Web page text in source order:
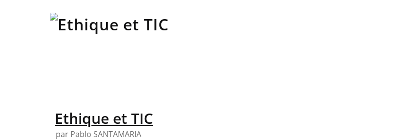
Ethique et TIC
par Pablo SANTAMARIA